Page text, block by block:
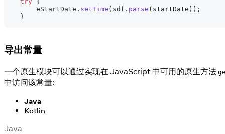
try {
        eStartDate
. setTime ( sdf . parse ( startDate ) ) ;
}
导出常量
一个原生模块可以通过实现在 JavaScript 中可用的原生方法
中访问该常量:
Java
Kotlin
Java